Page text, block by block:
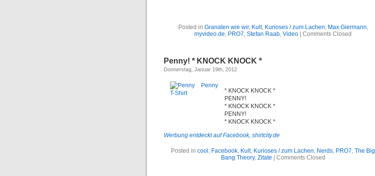
Posted in Granaten wie wir, Kult, Kurioses / zum Lachen, Max Giermann,
myvideo.de, PRO7, Stefan Raab, Video Comments Closed
Penny! * KNOCK KNOCK *
Donnerstag, Januar 19th, 2012
* KNOCK KNOCK *
PENNY!
* KNOCK KNOCK *
PENNY!
* KNOCK KNOCK *
Werbung entdeckt auf Facebook, shirtcity.de
Posted in cool , Facebook, Kult, Kurioses / zum Lachen, Nerds, PRO7, The Big
Bang Theory, Zitate Comments Closed